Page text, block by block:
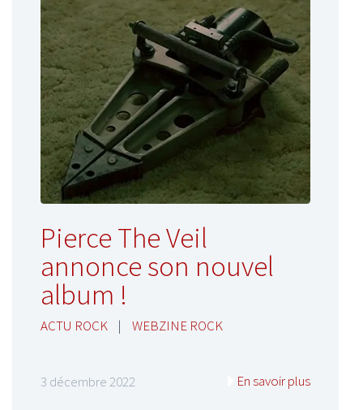
Pierce The Veil
annonce son nouvel
album !
ACTU ROCK | WEBZINE ROCK
3 décembre 2022 En savoir plus